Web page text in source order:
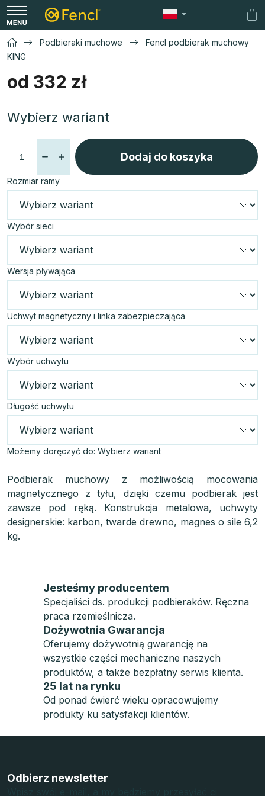
Przejść
do
treści
Podbieraki muchowe
Fencl podbierak muchowy
KING
od 332 zł
jednostkowa:
Wybierz wariant
Rozmiar ramy
Wybór sieci
Wersja pływająca
Uchwyt magnetyczny i linka zabezpieczająca
Wybór uchwytu
Długość uchwytu
Możemy doręczyć do: Wybierz wariant
Dodaj do koszyka
Podbierak muchowy z możliwością mocowania
magnetycznego z tyłu, dzięki czemu podbierak jest
zawsze pod ręką. Konstrukcja metalowa, uchwyty
designerskie: karbon, twarde drewno, magnes o sile 6,2
kg.
Jesteśmy producentem
Specjaliści ds. produkcji podbieraków. Ręczna
praca rzemieślnicza.
Dożywotnia Gwarancja
Oferujemy dożywotnią gwarancję na
wszystkie części mechaniczne naszych
produktów, a także bezpłatny serwis klienta.
25 lat na rynku
Od ponad ćwierć wieku opracowujemy
produkty ku satysfakcji klientów.
Odbierz newsletter